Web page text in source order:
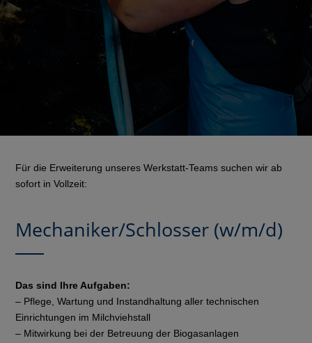
Für die Erweiterung unseres Werkstatt-Teams suchen wir ab
sofort in Vollzeit:
Mechaniker/Schlosser (w/m/d)
Das sind Ihre Aufgaben:
– Pflege, Wartung und Instandhaltung aller technischen
Einrichtungen im Milchviehstall
– Mitwirkung bei der Betreuung der Biogasanlagen